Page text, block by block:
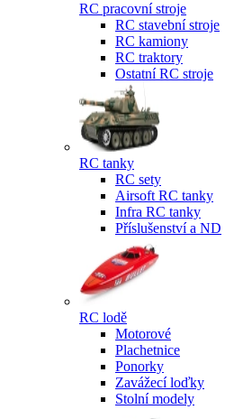
RC pracovní stroje
RC stavební stroje
RC kamiony
RC traktory
Ostatní RC stroje
RC tanky
RC sety
Airsoft RC tanky
Infra RC tanky
Příslušenství a ND
RC lodě
Motorové
Plachetnice
Ponorky
Zavážecí loďky
Stolní modely